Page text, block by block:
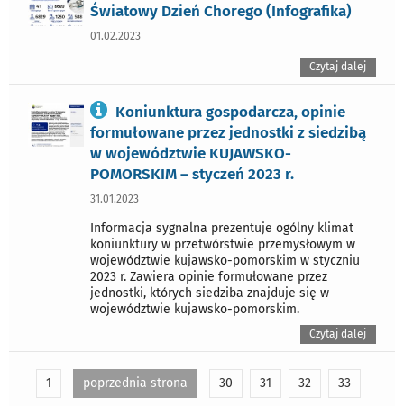
Światowy Dzień Chorego (Infografika)
01.02.2023
Czytaj dalej
Koniunktura gospodarcza, opinie
formułowane przez jednostki z siedzibą
w województwie KUJAWSKO-
POMORSKIM – styczeń 2023 r.
31.01.2023
Informacja sygnalna prezentuje ogólny klimat
koniunktury w przetwórstwie przemysłowym w
województwie kujawsko-pomorskim w styczniu
2023 r. Zawiera opinie formułowane przez
jednostki, których siedziba znajduje się w
województwie kujawsko-pomorskim.
Czytaj dalej
1 poprzednia strona 30 31 32 33